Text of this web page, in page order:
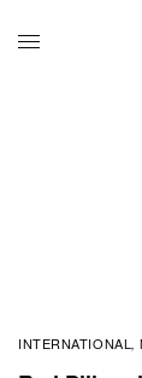
INTERNATIONAL ,